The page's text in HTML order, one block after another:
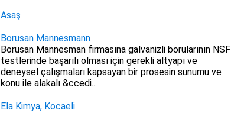
Asaş
Borusan Mannesmann
Borusan Mannesman firmasına galvanizli borularının NSF
testlerinde başarılı olması için gerekli altyapı ve
deneysel çalışmaları kapsayan bir prosesin sunumu ve
konu ile alakalı &ccedi...
Ela Kimya, Kocaeli